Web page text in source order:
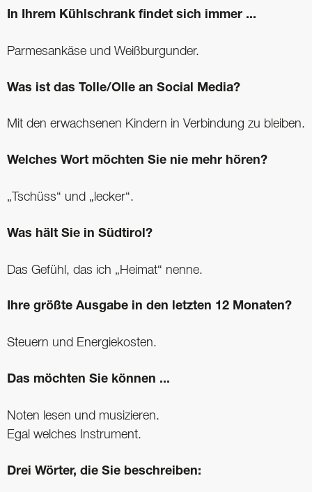
In Ihrem Kühlschrank findet sich immer ...
Parmesankäse und Weißburgunder.
Was ist das Tolle/Olle an Social Media?
Mit den erwachsenen Kindern in ­Verbindung zu bleiben.
Welches Wort möchten Sie nie mehr hören?
„Tschüss“ und „lecker“.
Was hält Sie in Südtirol?
Das Gefühl, das ich „Heimat“ nenne.
Ihre größte Ausgabe in den letzten 12 Monaten?
Steuern und Energiekosten.
Das möchten Sie können ...
Noten lesen und musizieren.
Egal welches Instrument.
Drei Wörter, die Sie beschreiben: